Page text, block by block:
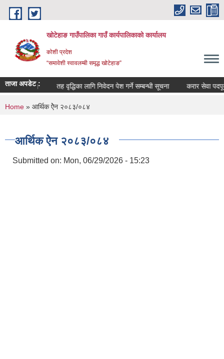
Skip to main content
खोटेहाङ गाउँपालिका गाउँ कार्यपालिकाको कार्यालय
कोशी प्रदेश
“समावेशी स्वावलम्बी समृद्ध खोटेहाङ”
ताजा अपडेट :
सूचना । तह वृद्धिका लागि निवेदन पेश गर्ने सम्बन्धी सूचना करार सेवा पदपूर्ती
You are here
Home » आर्थिक ऐेन २०८३/०८४
आर्थिक ऐेन २०८३/०८४
Submitted on: Mon, 06/29/2026 - 15:23